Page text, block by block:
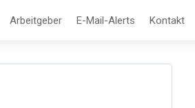
Arbeitgeber E-Mail-Alerts Kontakt